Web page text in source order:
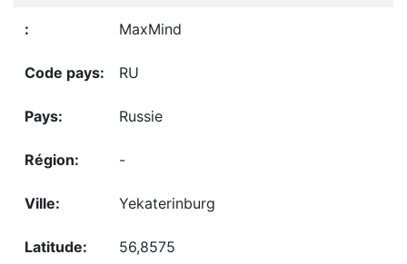
MaxMind
RU
Russie
-
Yekaterinburg
56,8575